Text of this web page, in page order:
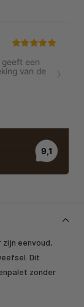
eenvoud,
Dit
zonder